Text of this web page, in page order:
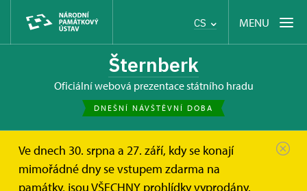
CS MENU
Šternberk
oficiální webová prezentace státního hradu
DNEŠNÍ NÁVŠTĚVNÍ DOBA
Ve dnech 30. srpna a 27. září, kdy se konají
mimořádné dny se vstupem zdarma na
památky, jsou VŠECHNY prohlídky vyprodány.
Hrad Šternberk Tipy na výlet Ecce Homo park